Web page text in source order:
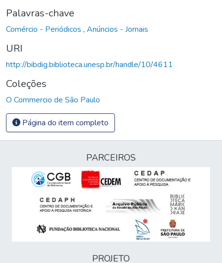
Palavras-chave
Comércio - Periódicos , Anúncios - Jornais
URI
http://bibdig.biblioteca.unesp.br/handle/10/4611
Coleções
O Commercio de São Paulo
Página do item completo
PARCEIROS
PROJETO